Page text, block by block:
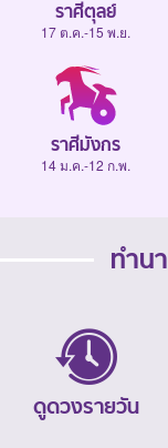
ราศีตุลย์
17 ต.ค.-15 พ.ย.
ราศีมังกร
14 ม.ค.-12 ก.พ.
ทำน
ดูดวงรายวัน